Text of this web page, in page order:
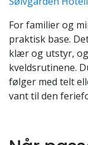
For familier og
praktisk base.
klær og utstyr,
kveldsrutinene.
følger med telt
vant til den